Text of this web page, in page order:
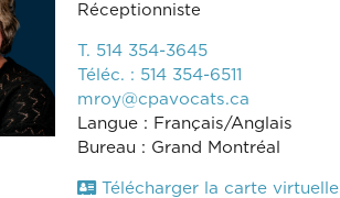
Réceptionniste
T. 514 354-3645
Téléc. : 514 354-6511
mroy@cpavocats.ca
Langue : Français/Anglais
Bureau : Grand Montréal
Télécharger la carte virtuelle